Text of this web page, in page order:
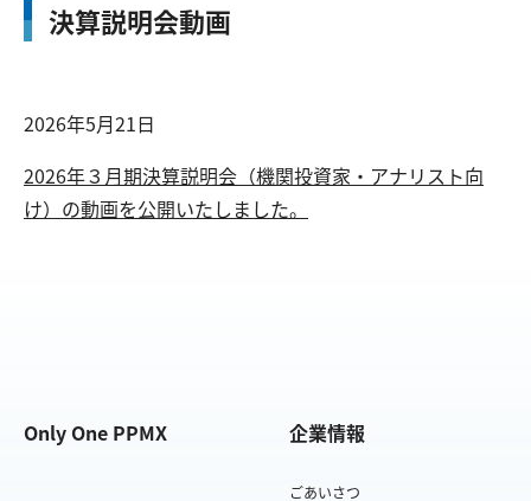
決算説明会動画
2026年5月21日
2026年３月期決算説明会（機関投資家・アナリスト向
け）の動画を公開いたしました。
Only One PPMX 企業情報
ごあいさつ